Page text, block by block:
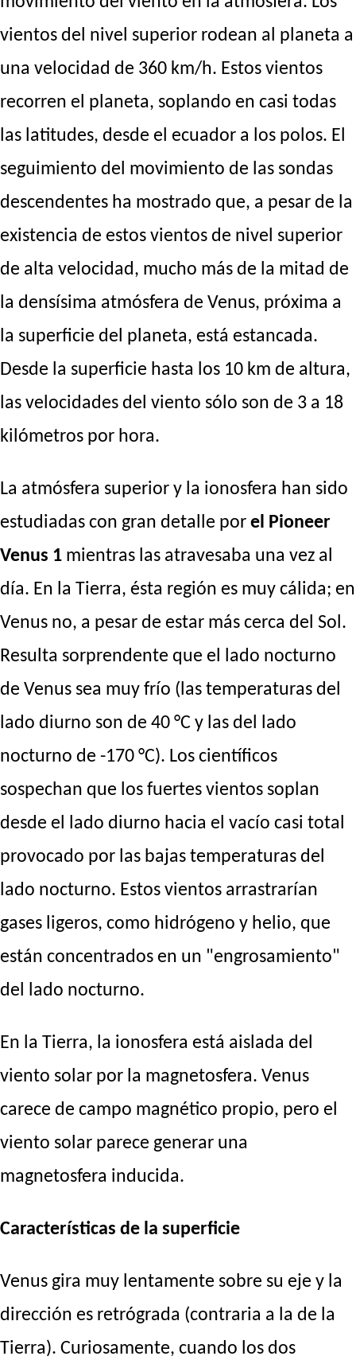
vientos del nivel superior rodean al planeta a
una velocidad de 360 km/h. Estos vientos
recorren el planeta, soplando en casi todas
las latitudes, desde el ecuador a los polos. El
seguimiento del movimiento de las sondas
descendentes ha mostrado que, a pesar de la
existencia de estos vientos de nivel superior
de alta velocidad, mucho más de la mitad de
la densísima atmósfera de Venus, próxima a
la superficie del planeta, está estancada.
Desde la superficie hasta los 10 km de altura,
las velocidades del viento sólo son de 3 a 18
kilómetros por hora.
La atmósfera superior y la ionosfera han sido
estudiadas con gran detalle por el Pioneer
Venus 1 mientras las atravesaba una vez al
día. En la Tierra, ésta región es muy cálida; en
Venus no, a pesar de estar más cerca del Sol.
Resulta sorprendente que el lado nocturno
de Venus sea muy frío (las temperaturas del
lado diurno son de 40 °C y las del lado
nocturno de -170 °C). Los científicos
sospechan que los fuertes vientos soplan
desde el lado diurno hacia el vacío casi total
provocado por las bajas temperaturas del
lado nocturno. Estos vientos arrastrarían
gases ligeros, como hidrógeno y helio, que
están concentrados en un "engrosamiento"
del lado nocturno.
En la Tierra, la ionosfera está aislada del
viento solar por la magnetosfera. Venus
carece de campo magnético propio, pero el
viento solar parece generar una
magnetosfera inducida.
Características de la superficie
Venus gira muy lentamente sobre su eje y la
dirección es retrógrada (contraria a la de la
Tierra). Curiosamente, cuando los dos